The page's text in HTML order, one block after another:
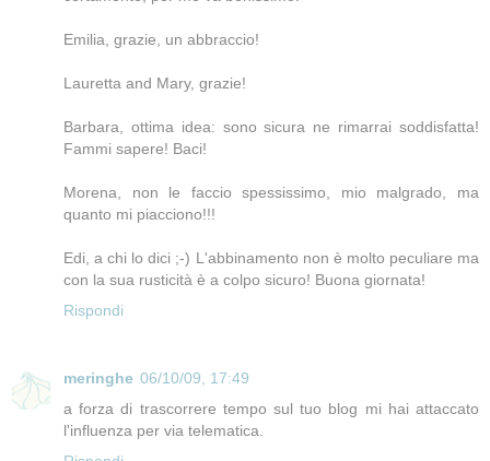
Emilia, grazie, un abbraccio!
Lauretta and Mary, grazie!
Barbara, ottima idea: sono sicura ne rimarrai soddisfatta!
Fammi sapere! Baci!
Morena, non le faccio spessissimo, mio malgrado, ma
quanto mi piacciono!!!
Edi, a chi lo dici ;-) L'abbinamento non è molto peculiare ma
con la sua rusticità è a colpo sicuro! Buona giornata!
Rispondi
meringhe 06/10/09, 17:49
a forza di trascorrere tempo sul tuo blog mi hai attaccato
l'influenza per via telematica.